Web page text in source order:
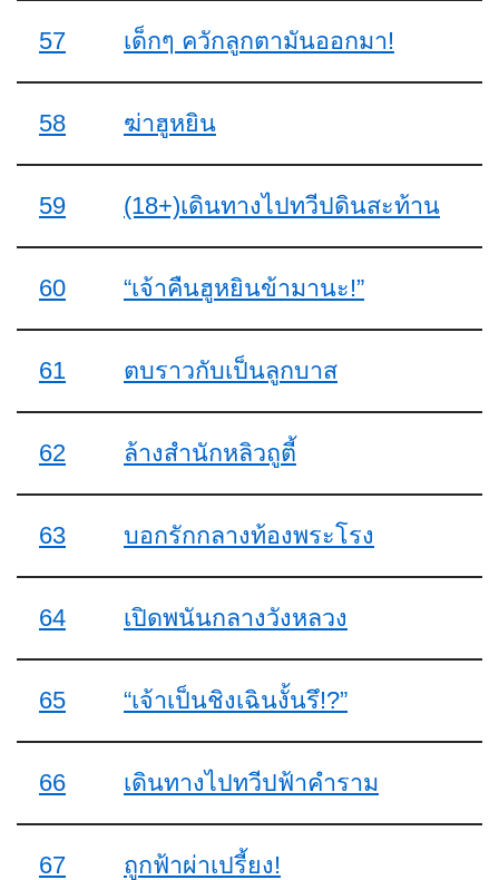
57 เด็กๆ ควักลูกตามันออกมา!
58 ฆ่าฮูหยิน
59 (18+)เดินทางไปทวีปดินสะท้าน
60 “เจ้าคืนฮูหยินข้ามานะ!”
61 ตบราวกับเป็นลูกบาส
62 ล้างสำนักหลิวถูตี้
63 บอกรักกลางท้องพระโรง
64 เปิดพนันกลางวังหลวง
65 “เจ้าเป็นชิงเฉินงั้นรึ!?”
66 เดินทางไปทวีปฟ้าคำราม
67 ถูกฟ้าผ่าเปรี้ยง!